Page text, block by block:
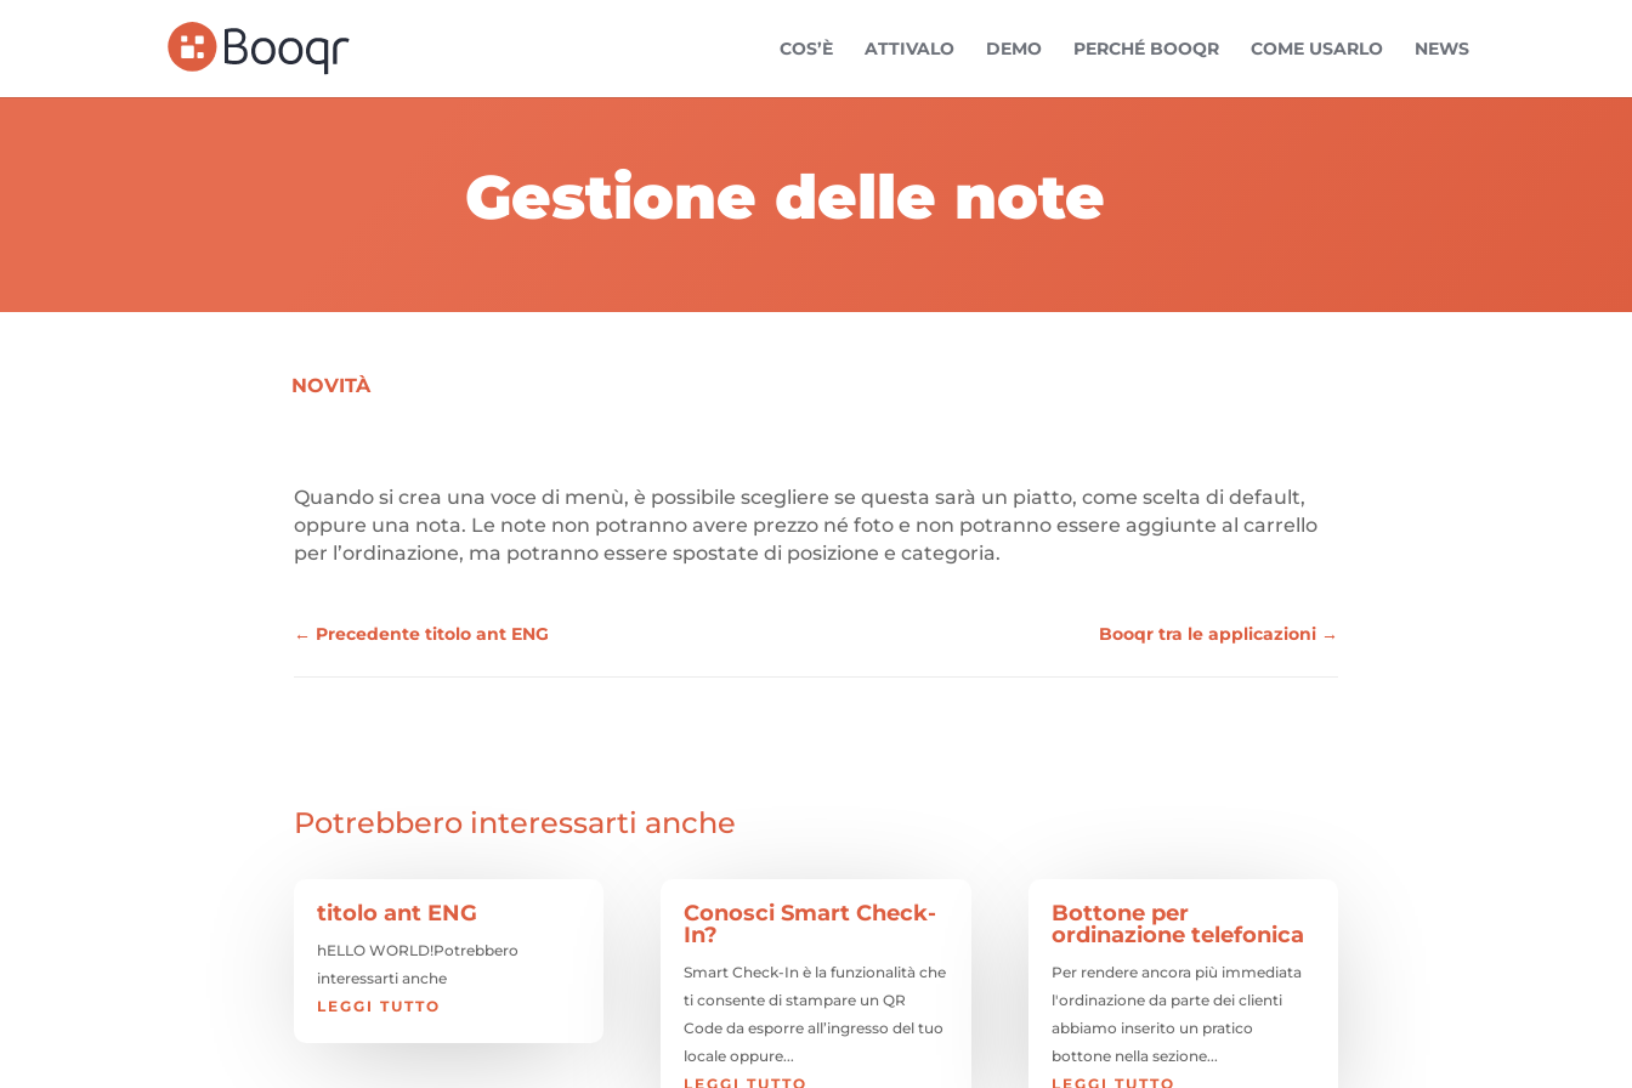
COS’È ATTIVALO DEMO PERCHÉ BOOQR COME USARLO NEWS
Gestione delle note
NOVITÀ
Quando si crea una voce di menù, è possibile scegliere se questa sarà un piatto, come scelta di default,
oppure una nota. Le note non potranno avere prezzo né foto e non potranno essere aggiunte al carrello
per l’ordinazione, ma potranno essere spostate di posizione e categoria.
← Precedente titolo ant ENG Booqr tra le applicazioni →
Potrebbero interessarti anche
titolo ant ENG
hELLO WORLD!Potrebbero
interessarti anche
LEGGI TUTTO
Conosci Smart Check-
In?
Smart Check-In è la funzionalità che
ti consente di stampare un QR
Code da esporre all’ingresso del tuo
locale oppure...
LEGGI TUTTO
Bottone per
ordinazione telefonica
Per rendere ancora più immediata
l'ordinazione da parte dei clienti
abbiamo inserito un pratico
bottone nella sezione...
LEGGI TUTTO